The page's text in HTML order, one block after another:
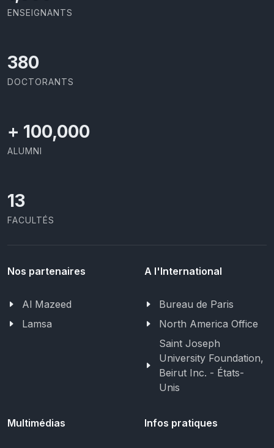
ENSEIGNANTS
414
DOCTORANTS
+ 100,000
ALUMNI
13
FACULTÉS
Nos partenaires
Al Mazeed
Lamsa
A l'International
Bureau de Paris
North America Office
Saint Joseph
University Foundation,
Beirut Inc. - États-
Unis
Multimédias Infos pratiques